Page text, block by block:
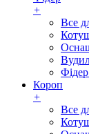
+
Все
Фідер
Короп
+
Все